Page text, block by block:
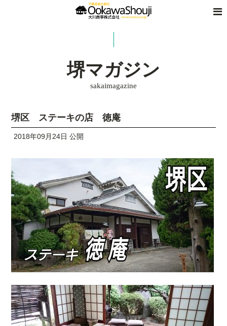
堺マガジン
sakaimagazine
堺区 ステーキの店 徳庵
2018年09月24日 公開